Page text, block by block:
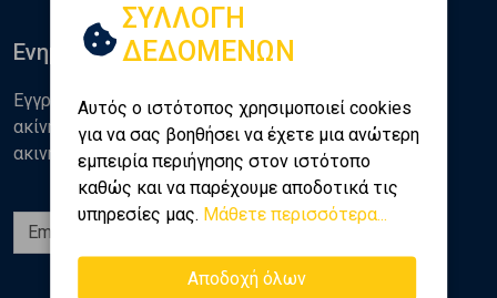
ΣΥΛΛΟΓΗ
ΔΕΔΟΜΕΝΩΝ
Αυτός ο ιστότοπος χρησιμοποιεί cookies
για να σας βοηθήσει να έχετε μια ανώτερη
εμπειρία περιήγησης στον ιστότοπο
καθώς και να παρέχουμε αποδοτικά τις
υπηρεσίες μας. Μάθετε περισσότερα...
Αποδοχή όλων
Ενημερωθείτε
Εγγραφείτε στο newsletter της Golden Home για νέα
ακίνητα, αναλύσεις και διάφορα θέματα της αγοράς
ακινήτων
Ακολουθήστε μας